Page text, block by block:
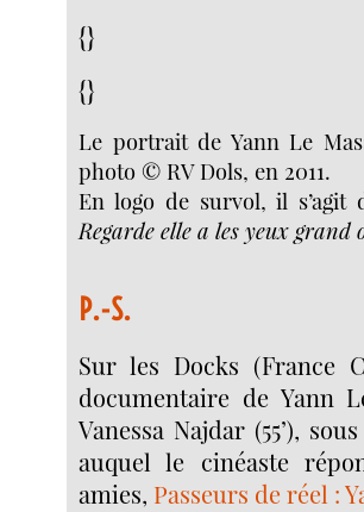
{}
{}
Le portrait de Yann Le
photo © RV Dols, en 2011.
En logo de survol, il s’agit
Regarde elle a les yeux grand
P.-S.
Sur les Docks (France
documentaire de Yann
Vanessa Najdar (55’),
auquel le cinéaste
amies, Passeurs de réel :